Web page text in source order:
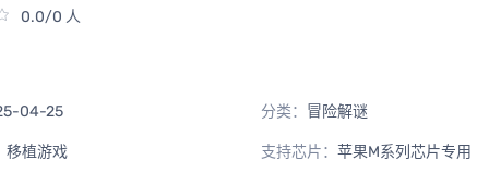
0.0/0 人
04-25 分类： 冒险解谜
移植游戏 支持芯片： 苹果M系列芯片专用